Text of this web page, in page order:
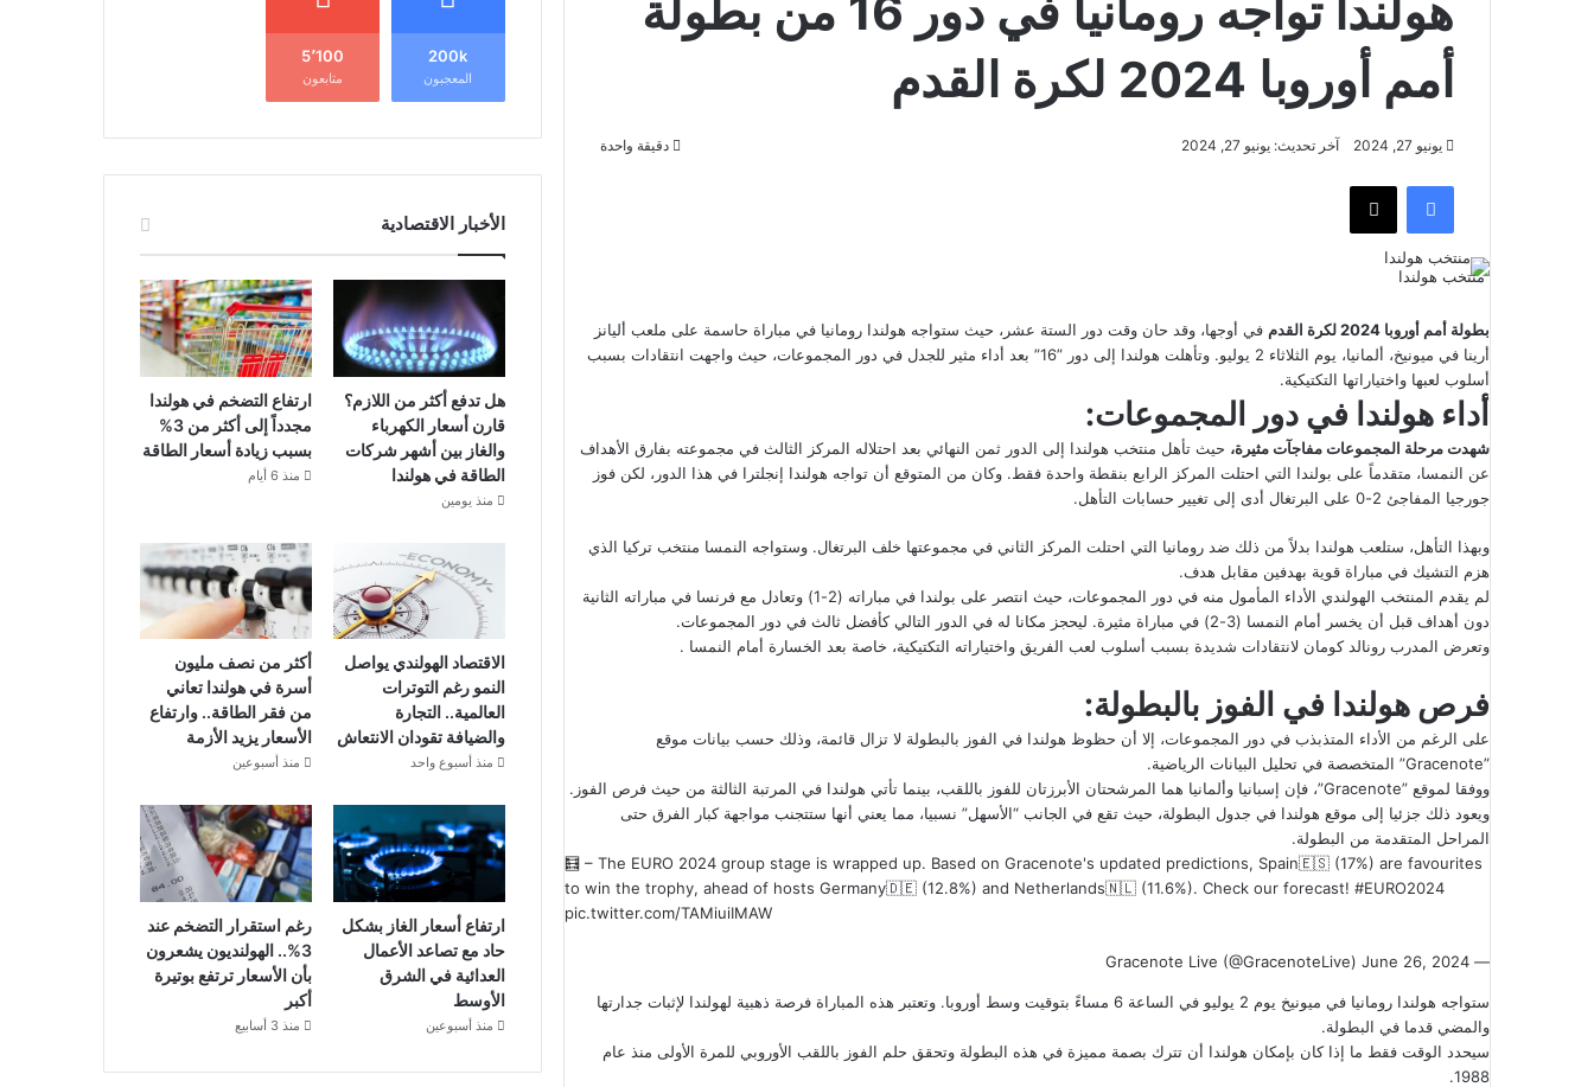
هولندا تواجه رومانيا في دور 16 من بطولة
أمم أوروبا 2024 لكرة القدم
يونيو 27, 2024 آخر تحديث: يونيو 27, 2024 دقيقة واحدة
فيسبوك ‫X
منتخب هولندا
بطولة أمم أوروبا 2024 لكرة القدم
في أوجها، وقد حان وقت دور الستة عشر، حيث ستواجه هولندا رومانيا في مباراة حاسمة على ملعب أليانز
أرينا في ميونيخ، ألمانيا، يوم الثلاثاء 2 يوليو. وتأهلت هولندا إلى دور ”16” بعد أداء مثير للجدل في دور المجموعات، حيث واجهت انتقادات بسبب
أسلوب لعبها واختياراتها التكتيكية.
أداء هولندا في دور المجموعات:
شهدت مرحلة المجموعات مفاجآت مثيرة، حيث تأهل منتخب هولندا إلى الدور ثمن النهائي بعد احتلاله المركز الثالث في مجموعته بفارق الأهداف
عن النمسا، متقدماً على بولندا التي احتلت المركز الرابع بنقطة واحدة فقط. وكان من المتوقع أن تواجه هولندا إنجلترا في هذا الدور، لكن فوز
جورجيا المفاجئ 2-0 على البرتغال أدى إلى تغيير حسابات التأهل.
وبهذا التأهل، ستلعب هولندا بدلاً من ذلك ضد رومانيا التي احتلت المركز الثاني في مجموعتها خلف البرتغال. وستواجه النمسا منتخب تركيا الذي
هزم التشيك في مباراة قوية بهدفين مقابل هدف.
لم يقدم المنتخب الهولندي الأداء المأمول منه في دور المجموعات، حيث انتصر على بولندا في مباراته (2-1) وتعادل مع فرنسا في مباراته الثانية
دون أهداف قبل أن يخسر أمام النمسا (3-2) في مباراة مثيرة. ليحجز مكانا له في الدور التالي كأفضل ثالث في دور المجموعات.
وتعرض المدرب رونالد كومان لانتقادات شديدة بسبب أسلوب لعب الفريق واختياراته التكتيكية، خاصة بعد الخسارة أمام النمسا .
فرص هولندا في الفوز بالبطولة:
على الرغم من الأداء المتذبذب في دور المجموعات، إلا أن حظوظ هولندا في الفوز بالبطولة لا تزال قائمة، وذلك حسب بيانات موقع
”Gracenote” المتخصصة في تحليل البيانات الرياضية.
ووفقا لموقع ”Gracenote”، فإن إسبانيا وألمانيا هما المرشحتان الأبرزتان للفوز باللقب، بينما تأتي هولندا في المرتبة الثالثة من حيث فرص الفوز.
ويعود ذلك جزئيا إلى موقع هولندا في جدول البطولة، حيث تقع في الجانب “الأسهل” نسبيا، مما يعني أنها ستتجنب مواجهة كبار الفرق حتى
المراحل المتقدمة من البطولة.
🧮 – The EURO 2024 group stage is wrapped up. Based on Gracenote's updated predictions, Spain🇪🇸 (17%) are favourites
to win the trophy, ahead of hosts Germany🇩🇪 (12.8%) and Netherlands🇳🇱 (11.6%). Check our forecast! #EURO2024
pic.twitter.com/TAMiuiIMAW
— Gracenote Live (@GracenoteLive)
June 26, 2024
ستواجه هولندا رومانيا في ميونيخ يوم 2 يوليو في الساعة 6 مساءً بتوقيت وسط أوروبا. وتعتبر هذه المباراة فرصة ذهبية لهولندا لإثبات جدارتها
والمضي قدما في البطولة.
سيحدد الوقت فقط ما إذا كان بإمكان هولندا أن تترك بصمة مميزة في هذه البطولة وتحقق حلم الفوز باللقب الأوروبي للمرة الأولى منذ عام
1988.
200k
المعجبون
5٬100
متابعون
الأخبار الاقتصادية
هل تدفع أكثر من اللازم؟
قارن أسعار الكهرباء
والغاز بين أشهر شركات
الطاقة في هولندا
منذ يومين
ارتفاع التضخم في هولندا
مجدداً إلى أكثر من 3%
بسبب زيادة أسعار الطاقة
منذ 6 أيام
الاقتصاد الهولندي يواصل
النمو رغم التوترات
العالمية.. التجارة
والضيافة تقودان الانتعاش
منذ أسبوع واحد
أكثر من نصف مليون
أسرة في هولندا تعاني
من فقر الطاقة.. وارتفاع
الأسعار يزيد الأزمة
منذ أسبوعين
ارتفاع أسعار الغاز بشكل
حاد مع تصاعد الأعمال
العدائية في الشرق
الأوسط
منذ أسبوعين
رغم استقرار التضخم عند
3%.. الهولنديون يشعرون
بأن الأسعار ترتفع بوتيرة
أكبر
منذ 3 أسابيع